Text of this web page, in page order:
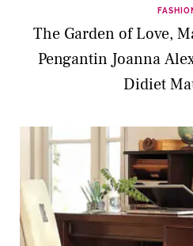
The Garden of Love,
Pengantin Joanna
Didiet